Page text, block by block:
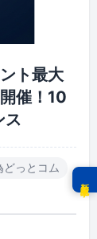
ト最大
催！10
ス
どっとコム